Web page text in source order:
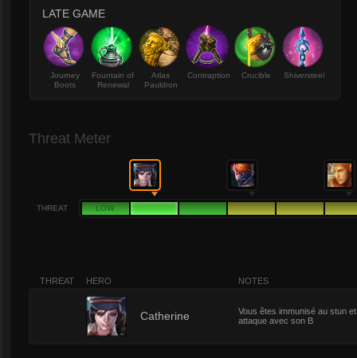
LATE GAME
Journey
Boots
Fountain of
Renewal
Atlas
Pauldron
Contraption Crucible Shiversteel
Threat Meter
THREAT LOW
THREAT HERO NOTES
Catherine
Vous êtes immunisé au stun
attaque avec son B